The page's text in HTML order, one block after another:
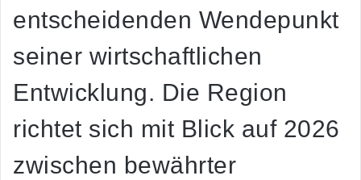
entscheidenden Wendepunkt
seiner wirtschaftlichen
Entwicklung. Die Region
richtet sich mit Blick auf 2026
zwischen bewährter